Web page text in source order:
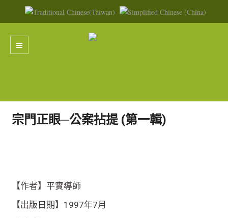
宗門正眼─公案拈提 (第一輯)
【作者】平實導師
【出版日期】1997年7月